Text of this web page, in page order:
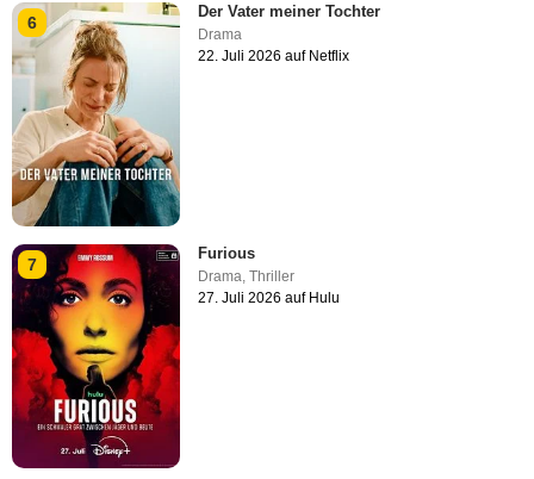
6
Der Vater meiner Tochter
Drama
22. Juli 2026 auf Netflix
7
Furious
Drama,Thriller
27. Juli 2026 auf Hulu